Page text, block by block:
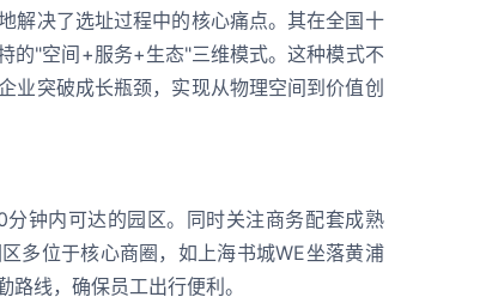
解决了选址过程中的核心痛点。其在全国十
的"空间+服务+生态"三维模式。这种模式不
业突破成长瓶颈，实现从物理空间到价值创
钟内可达的园区。同时关注商务配套成熟
多位于核心商圈，如上海书城WE坐落黄浦
线，确保员工出行便利。